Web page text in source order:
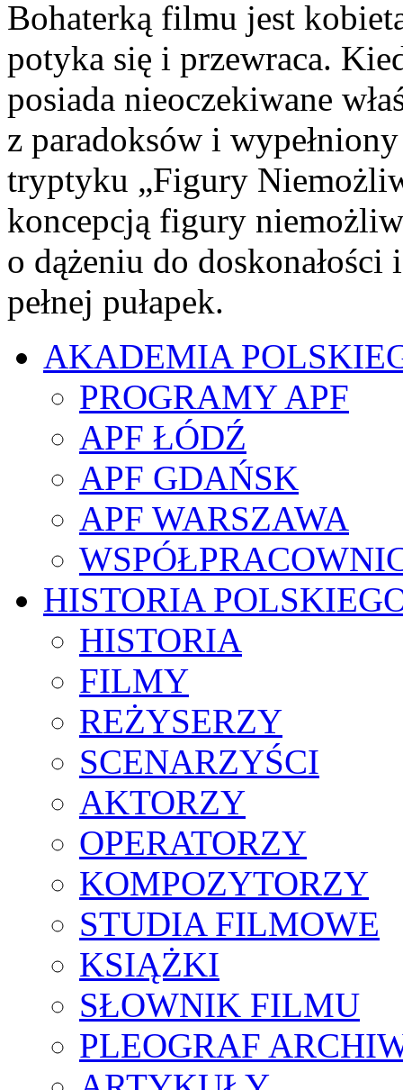
Bohaterką filmu jest
potyka się i przewraca.
posiada nieoczekiwane
z paradoksów i
tryptyku „Figury
koncepcją figury
o dążeniu do
pełnej pułapek.
AKADEMIA
PROGRAMY APF
APF ŁÓDŹ
APF GDAŃSK
APF WARSZAWA
HISTORIA
HISTORIA
FILMY
REŻYSERZY
SCENARZYŚCI
AKTORZY
OPERATORZY
KOMPOZYTORZY
STUDIA FILMOWE
KSIĄŻKI
SŁOWNIK FILMU
PLEOGRAF